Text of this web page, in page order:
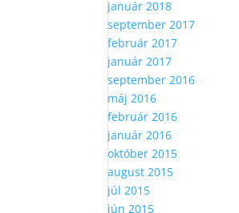
január 2018
september 2017
február 2017
január 2017
september 2016
máj 2016
február 2016
január 2016
október 2015
august 2015
júl 2015
jún 2015